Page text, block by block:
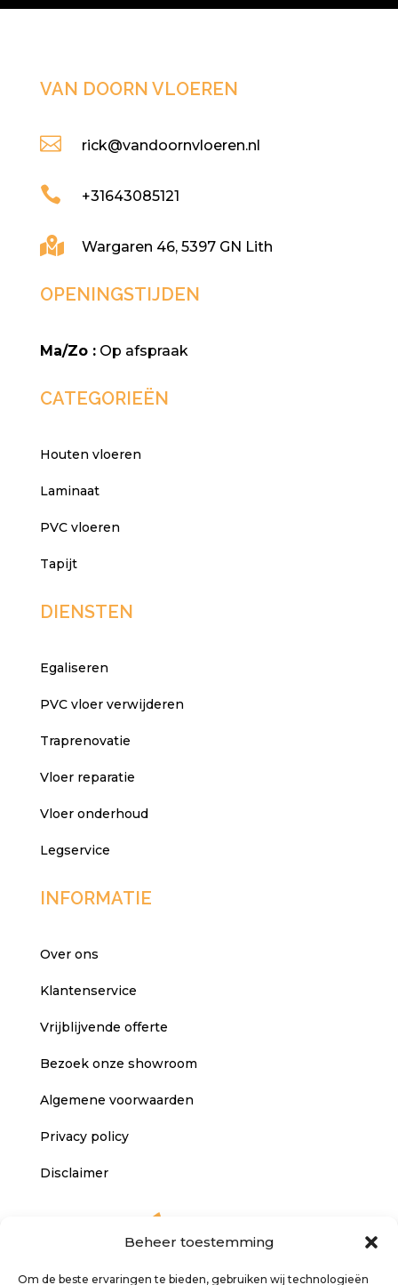
Beheer toestemming
Om de beste ervaringen te bieden, gebruiken wij technologieën
VAN DOORN VLOEREN
 rick@vandoornvloeren.nl
 +31643085121
 Wargaren 46, 5397 GN Lith
OPENINGSTIJDEN
Ma/Zo :Op afspraak
CATEGORIEËN
Houten vloeren
Laminaat
PVC vloeren
Tapijt
DIENSTEN
Egaliseren
PVC vloer verwijderen
Traprenovatie
Vloer reparatie
Vloer onderhoud
Legservice
INFORMATIE
Over ons
Klantenservice
Vrijblijvende offerte
Bezoek onze showroom
Algemene voorwaarden
Privacy policy
Disclaimer